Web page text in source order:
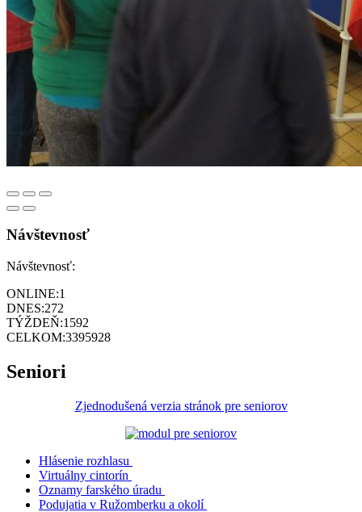
Návštevnosť
Návštevnosť:
ONLINE:1
DNES:272
TÝŽDEŇ:1592
CELKOM:3395928
Seniori
Zjednodušená verzia stránok pre seniorov
Hlásenie rozhlasu
Virtuálny cintorín
Oznamy farského úradu
Podujatia v Ružomberku a okolí